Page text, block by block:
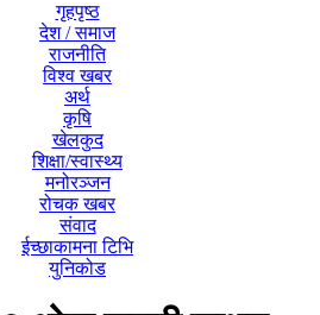
गृहपृष्ठ
देश / समाज
राजनीति
विश्व खबर
अर्थ
कृषि
खेलकुद
शिक्षा/स्वास्थ्य
मनोरञ्जन
रोचक खबर
संवाद
ईच्छाकामना टिभि
युनिकोड